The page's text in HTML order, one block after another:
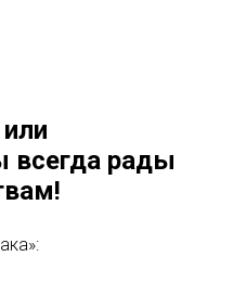
всегда рады